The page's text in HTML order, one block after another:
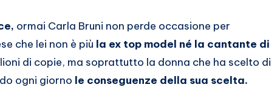
ormai Carla Bruni non perde occasione per
che lei non è più la ex top model né la cantante di
di copie, ma soprattutto la donna che ha scelto di
ogni giorno le conseguenze della sua scelta.